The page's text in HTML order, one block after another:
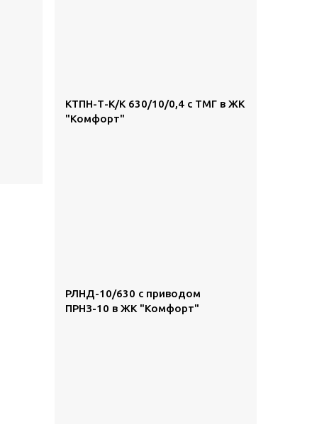
КТПН-Т-К/К 630/10/0,4 с ТМГ в ЖК
"Комфорт"
РЛНД-10/630 с приводом
ПРНЗ-10 в ЖК "Комфорт"